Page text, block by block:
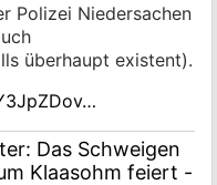
Polizei Niedersachen
überhaupt existent).
Das Schweigen
Klaasohm feiert -